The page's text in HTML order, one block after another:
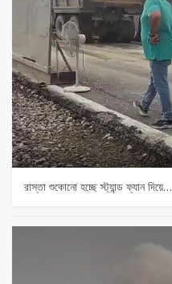
রাস্তা শুকোনো হচ্ছে স্ট্যান্ড ফ্যান দিয়ে…